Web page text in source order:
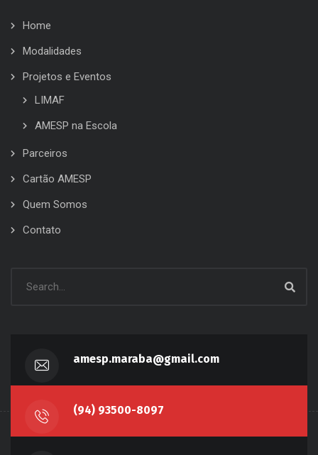
Home
Modalidades
Projetos e Eventos
LIMAF
AMESP na Escola
Parceiros
Cartão AMESP
Quem Somos
Contato
amesp.maraba@gmail.com
(94) 93500-8097